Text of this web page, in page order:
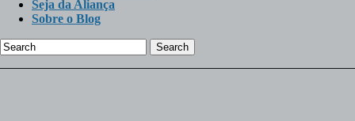
Seja da Aliança
Sobre o Blog
Search